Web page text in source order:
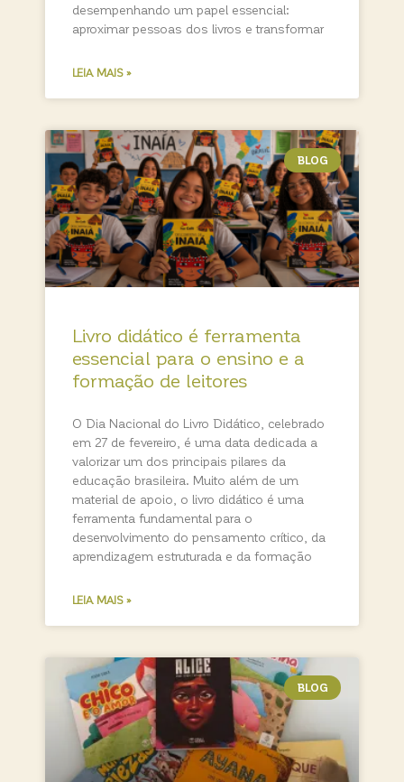
desempenhando um papel essencial:
aproximar pessoas dos livros e transformar
LEIA MAIS »
BLOG
Livro didático é ferramenta
essencial para o ensino e a
formação de leitores
O Dia Nacional do Livro Didático, celebrado
em 27 de fevereiro, é uma data dedicada a
valorizar um dos principais pilares da
educação brasileira. Muito além de um
material de apoio, o livro didático é uma
ferramenta fundamental para o
desenvolvimento do pensamento crítico, da
aprendizagem estruturada e da formação
LEIA MAIS »
BLOG